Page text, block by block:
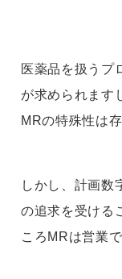
医薬品を扱うプ
が求められます
MRの特殊性は
しかし、計画数
の追求を受ける
ころMRは営業で